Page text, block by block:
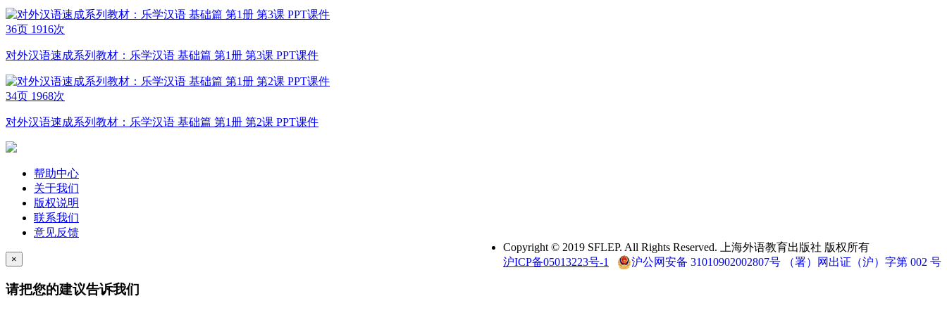
36页 1916次
对外汉语速成系列教材：乐学汉语 基础篇 第1册 第3课 PPT课件
34页 1968次
对外汉语速成系列教材：乐学汉语 基础篇 第1册 第2课 PPT课件
帮助中心
关于我们
版权说明
联系我们
意见反馈
Copyright © 2019 SFLEP. All Rights Reserved. 上海外语教育出版社 版权所有
沪ICP备05013223号-1
沪公网安备 31010902002807号 （署）网出证（沪）字第 002 号
×
请把您的建议告诉我们